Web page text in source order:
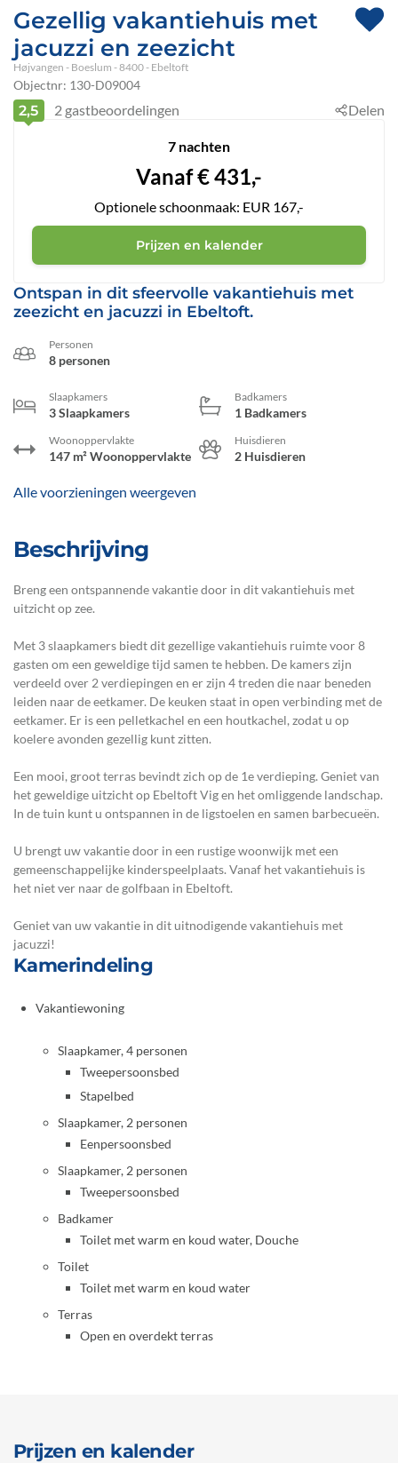
Gezellig vakantiehuis met
jacuzzi en zeezicht
Højvangen - Boeslum - 8400 - Ebeltoft
Objectnr: 130-D09004
Ontspan in dit sfeervolle vakantiehuis met
zeezicht en jacuzzi in Ebeltoft.
Personen
8 personen
Slaapkamers
3 Slaapkamers
Badkamers
1 Badkamers
Woonoppervlakte
147 m² Woonoppervlakte
Huisdieren
2 Huisdieren
Alle voorzieningen weergeven
Beschrijving
Breng een ontspannende vakantie door in dit vakantiehuis met
uitzicht op zee.
Met 3 slaapkamers biedt dit gezellige vakantiehuis ruimte voor 8
gasten om een geweldige tijd samen te hebben. De kamers zijn
verdeeld over 2 verdiepingen en er zijn 4 treden die naar beneden
leiden naar de eetkamer. De keuken staat in open verbinding met de
eetkamer. Er is een pelletkachel en een houtkachel, zodat u op
koelere avonden gezellig kunt zitten.
Een mooi, groot terras bevindt zich op de 1e verdieping. Geniet van
het geweldige uitzicht op Ebeltoft Vig en het omliggende landschap.
In de tuin kunt u ontspannen in de ligstoelen en samen barbecueën.
U brengt uw vakantie door in een rustige woonwijk met een
gemeenschappelijke kinderspeelplaats. Vanaf het vakantiehuis is
het niet ver naar de golfbaan in Ebeltoft.
Geniet van uw vakantie in dit uitnodigende vakantiehuis met
jacuzzi!
Kamerindeling
Vakantiewoning
Slaapkamer, 4 personen
Tweepersoonsbed
Stapelbed
Slaapkamer, 2 personen
Eenpersoonsbed
Slaapkamer, 2 personen
Tweepersoonsbed
Badkamer
Toilet met warm en koud water, Douche
Toilet
Toilet met warm en koud water
Terras
Open en overdekt terras
2,5 2gastbeoordelingen Delen
7 nachten
Vanaf€431,-
Optionele schoonmaak: EUR 167,-
Prijzen en kalender
Prijzen en kalender